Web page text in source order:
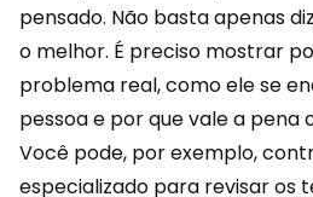
pensado. Não basta apenas
o melhor. É preciso mostrar
problema real, como ele se
pessoa e por que vale a pena
Você pode, por exemplo,
especializado para revisar os